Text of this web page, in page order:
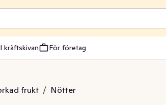
kräftskivan För företag
frukt / Nötter